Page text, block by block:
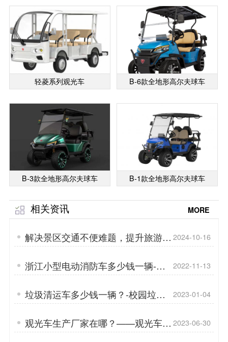
轻菱系列观光车 B-6款全地形高尔夫球车
B-3款全地形高尔夫球车 B-1款全地形高尔夫球车
相关资讯 MORE
解决景区交通不便难题，提升旅游体
验「专菱」
2024-10-16
浙江小型电动消防车多少钱一辆-微
型消防车的优势「专菱」
2022-11-13
垃圾清运车多少钱一辆？-校园垃圾
清运车的重要性「专菱」
2023-01-04
观光车生产厂家在哪？——观光车在
不同地形上的行驶性能如何「专菱」
2023-06-30